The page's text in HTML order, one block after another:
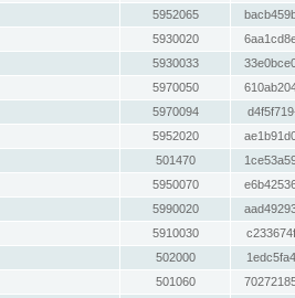
5952065
5930020
5930033
5970050
5970094
5952020
501470
5950070
5990020
5910030
502000
501060